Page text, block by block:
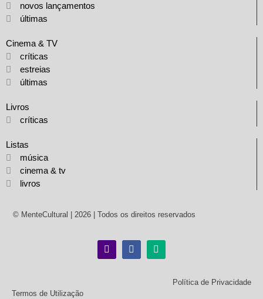
novos lançamentos
últimas
Cinema & TV
críticas
estreias
últimas
Livros
críticas
Listas
música
cinema & tv
livros
© MenteCultural | 2026 | Todos os direitos reservados
Política de Privacidade
Termos de Utilização